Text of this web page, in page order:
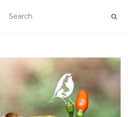
NAVIGATION